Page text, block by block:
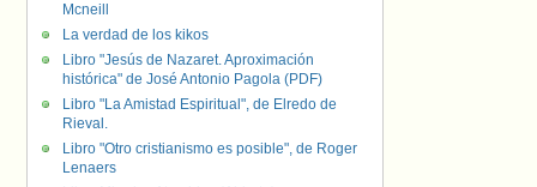
Mcneill
La verdad de los kikos
Libro "Jesús de Nazaret. Aproximación
histórica" de José Antonio Pagola (PDF)
Libro "La Amistad Espiritual", de Elredo de
Rieval.
Libro "Otro cristianismo es posible", de Roger
Lenaers